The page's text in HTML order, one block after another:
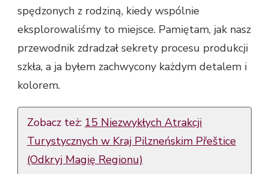
spędzonych z rodziną, kiedy wspólnie
eksplorowaliśmy to miejsce. Pamiętam, jak nasz
przewodnik zdradzał sekrety procesu produkcji
szkła, a ja byłem zachwycony każdym detalem i
kolorem.
Zobacz też: 15 Niezwykłych Atrakcji
Turystycznych w Kraj Pilzneńskim Přeštice
(Odkryj Magię Regionu)